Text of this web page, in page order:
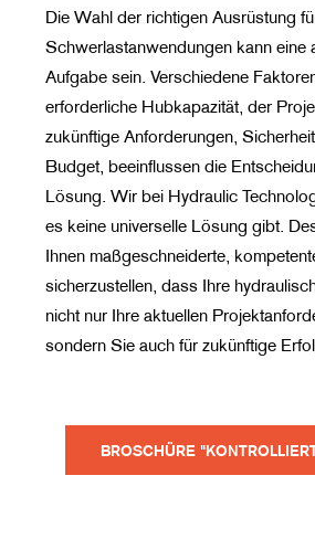
Die Wahl der richtigen Ausrüstung
Schwerlastanwendungen kann eine
Aufgabe sein. Verschiedene
erforderliche Hubkapazität, der
zukünftige Anforderungen,
Budget, beeinflussen die
Lösung. Wir bei Hydraulic
es keine universelle Lösung gibt.
Ihnen maßgeschneiderte,
sicherzustellen, dass Ihre
nicht nur Ihre aktuellen
sondern Sie auch für zukünftige
BROSCHÜRE